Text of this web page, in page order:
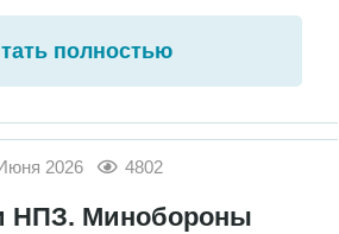
полностью
2026 4802
НПЗ. Минобороны